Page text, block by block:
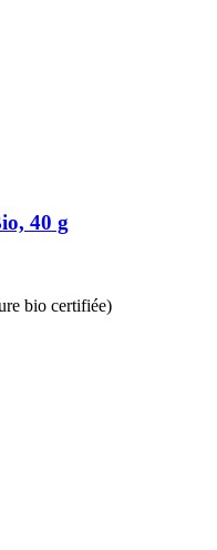
40 g
bio certifiée)